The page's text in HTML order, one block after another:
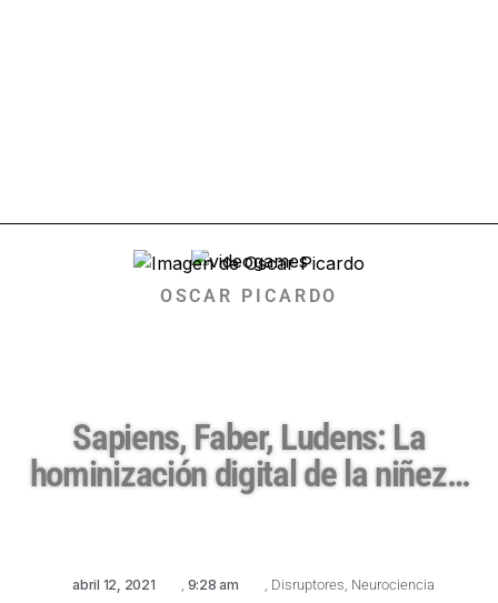
OSCAR PICARDO
Sapiens, Faber, Ludens: La
hominización digital de la niñez…
abril 12, 2021 , 9:28 am , Disruptores, Neurociencia